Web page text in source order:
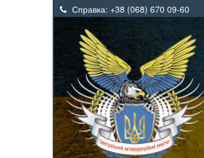
Справка: +38 (068) 670 09-60